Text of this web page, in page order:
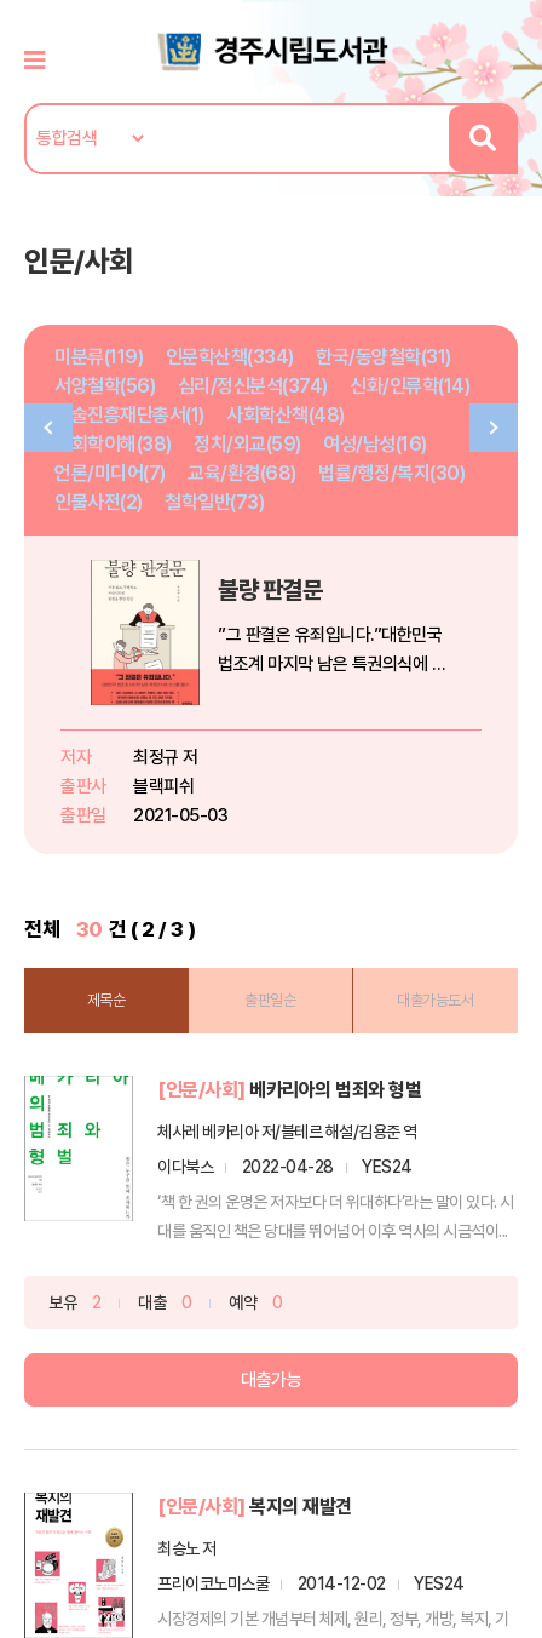
인문/사회
미분류(119) 인문학산책(334)
한국/동양철학(31)
서양철학(56)
심리/정신분석(374)
신화/인류학(14)
학술진흥재단총서(1)
사회학산책(48)
사회학이해(38)
정치/외교(59)
여성/남성(16)
언론/미디어(7)
교육/환경(68)
법률/행정/복지(30)
인물사전(2)
철학일반(73)
불량 판결문
”그 판결은 유죄입니다.”대한민국
법조계 마지막 남은 특권의식에 반
권/사회 단체 대표들이 극찬한...
저자
최정규 저
출판사
블랙피쉬
출판일
2021-05-03
전체 30 건 ( 2 / 3 )
제목순 출판일순 대출가능도서
[인문/사회] 베카리아의 범죄와 형벌
체사레 베카리아 저/블테르 해설/김용준 역
이다북스
2022-04-28
YES24
‘책 한 권의 운명은 저자보다 더 위대하다’라는 말이 있다. 시
대를 움직인 책은 당대를 뛰어넘어 이후 역사의 시금석이...
보유 2 대출 0 예약 0
대출가능
[인문/사회] 복지의 재발견
최승노 저
프리이코노미스쿨
2014-12-02
YES24
시장경제의 기본 개념부터 체제, 원리, 정부, 개방, 복지, 기